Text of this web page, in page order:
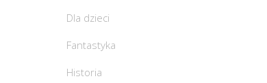
Dla dzieci
Fantastyka
Historia